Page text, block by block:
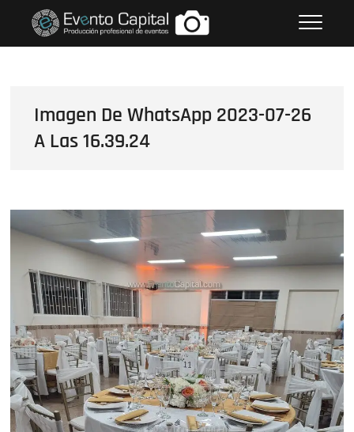
contenido
FOTOS GRUPO EMPRESARIAL
Imagen De WhatsApp 2023-07-26
A Las 16.39.24